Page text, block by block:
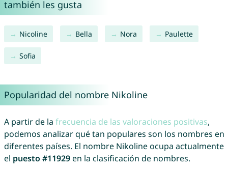
también les gusta
Nicoline Bella Nora Paulette
Sofia
Popularidad del nombre Nikoline
A partir de la frecuencia de las valoraciones positivas,
podemos analizar qué tan populares son los nombres en
diferentes países. El nombre Nikoline ocupa actualmente
el puesto #11929en la clasificación de nombres.